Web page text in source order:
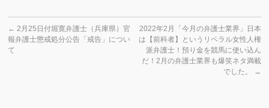
← 2月25日付堀寛弁護士（兵庫県）官
報弁護士懲戒処分公告「戒告」につい
て
2022年2月「今月の弁護士業界」日本
は【前科者】というリベラル女性人権
派弁護士！預り金を競馬に使い込ん
だ！2月の弁護士業界も爆笑ネタ満載
でした。
→